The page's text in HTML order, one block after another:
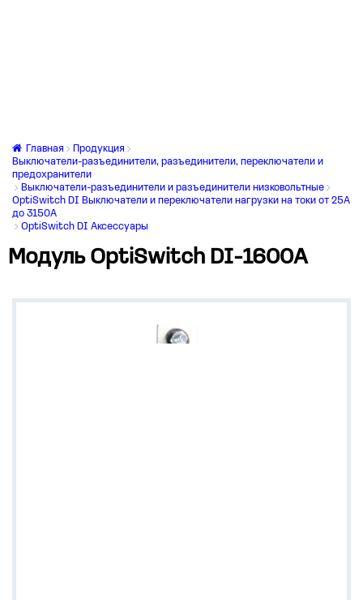
Главная
Продукция
Выключатели-разъединители, разъединители, переключатели и
предохранители
Выключатели-разъединители и разъединители низковольтные
OptiSwitch DI Выключатели и переключатели нагрузки на токи от 25А
до 3150А
OptiSwitch DI Аксессуары
Модуль OptiSwitch DI-1600А